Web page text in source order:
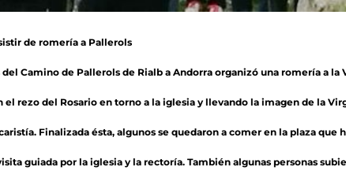
de romería a Pallerols
del Camino de Pallerols de Rialb a Andorra organizó una romería a
el rezo del Rosario en torno a la iglesia y llevando la imagen de la
Finalizada ésta, algunos se quedaron a comer en la plaza que
guiada por la iglesia y la rectoría. También algunas personas